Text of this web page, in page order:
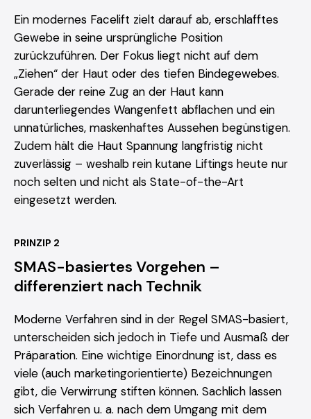
Ein modernes Facelift zielt darauf ab, erschlafftes
Gewebe in seine ursprüngliche Position
zurückzuführen. Der Fokus liegt nicht auf dem
„Ziehen“ der Haut oder des tiefen Bindegewebes.
Gerade der reine Zug an der Haut kann
darunterliegendes Wangenfett abflachen und ein
unnatürliches, maskenhaftes Aussehen begünstigen.
Zudem hält die Haut Spannung langfristig nicht
zuverlässig – weshalb rein kutane Liftings heute nur
noch selten und nicht als State-of-the-Art
eingesetzt werden.
PRINZIP 2
SMAS-basiertes Vorgehen –
differenziert nach Technik
Moderne Verfahren sind in der Regel SMAS-basiert,
unterscheiden sich jedoch in Tiefe und Ausmaß der
Präparation. Eine wichtige Einordnung ist, dass es
viele (auch marketingorientierte) Bezeichnungen
gibt, die Verwirrung stiften können. Sachlich lassen
sich Verfahren u. a. nach dem Umgang mit dem